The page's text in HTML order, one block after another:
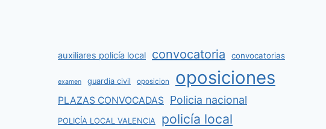
auxiliares policía local convocatoria convocatorias
examen guardia civil oposicion oposiciones
PLAZAS CONVOCADAS Policia nacional
POLICÍA LOCAL VALENCIA policía local